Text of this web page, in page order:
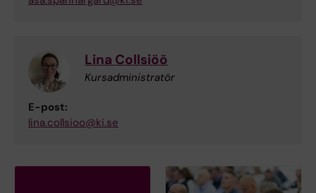
Lina Collsiöö
Kursadministratör
E-post:
lina.collsioo@ki.se